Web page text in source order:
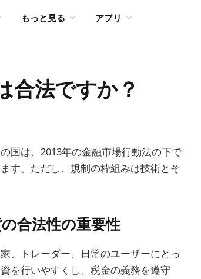
もっと見る アプリ
合法ですか？
国は、2013年の金融市場行動法の下で
す。ただし、規制の枠組みは技術とそ
合法性の重要性
、トレーダー、日常のユーザーにとっ
を行いやすくし、税金の義務を遵守